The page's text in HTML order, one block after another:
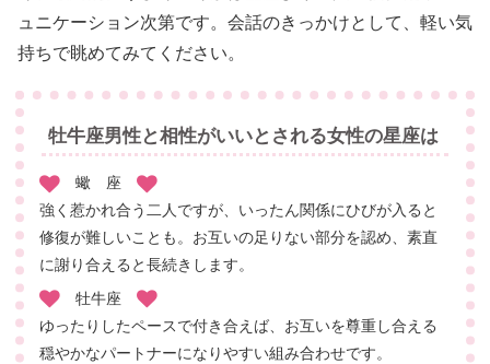
ュニケーション次第です。会話のきっかけとして、軽い気
持ちで眺めてみてください。
牡牛座男性と相性がいいとされる女性の星座は
蠍 座
強く惹かれ合う二人ですが、いったん関係にひびが入ると
修復が難しいことも。お互いの足りない部分を認め、素直
に謝り合えると長続きします。
牡牛座
ゆったりしたペースで付き合えば、お互いを尊重し合える
穏やかなパートナーになりやすい組み合わせです。